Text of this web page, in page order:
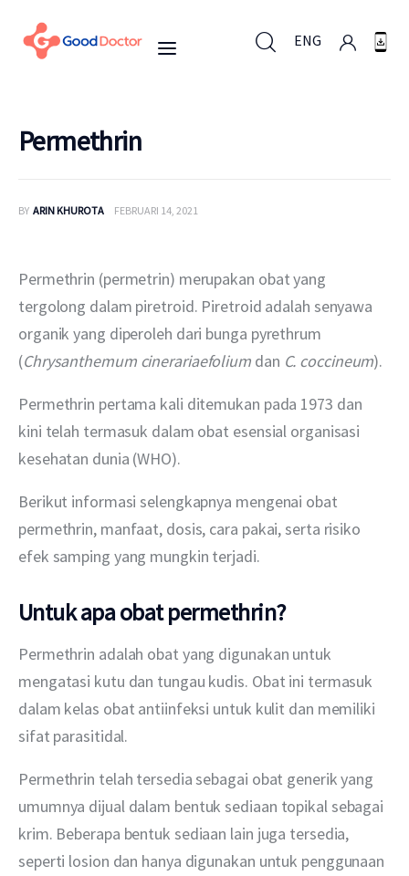
ENG
Untuk Bisnis
Mengapa Good Doctor
Berita
Permethrin
BY ARIN KHUROTA FEBRUARI 14, 2021
Permethrin (permetrin) merupakan obat yang
tergolong dalam piretroid. Piretroid adalah senyawa
organik yang diperoleh dari bunga pyrethrum
(Chrysanthemum cinerariaefolium dan C. coccineum).
Permethrin pertama kali ditemukan pada 1973 dan
kini telah termasuk dalam obat esensial organisasi
kesehatan dunia (WHO).
Berikut informasi selengkapnya mengenai obat
permethrin, manfaat, dosis, cara pakai, serta risiko
efek samping yang mungkin terjadi.
Untuk apa obat permethrin?
Permethrin adalah obat yang digunakan untuk
mengatasi kutu dan tungau kudis. Obat ini termasuk
dalam kelas obat antiinfeksi untuk kulit dan memiliki
sifat parasitidal.
Permethrin telah tersedia sebagai obat generik yang
umumnya dijual dalam bentuk sediaan topikal sebagai
krim. Beberapa bentuk sediaan lain juga tersedia,
seperti losion dan hanya digunakan untuk penggunaan